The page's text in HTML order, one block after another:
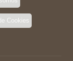
Cookies